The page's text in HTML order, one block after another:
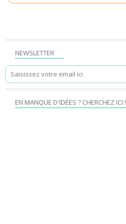
NEWSLETTER
EN MANQUE D'IDÉES ? CHERCHEZ ICI !